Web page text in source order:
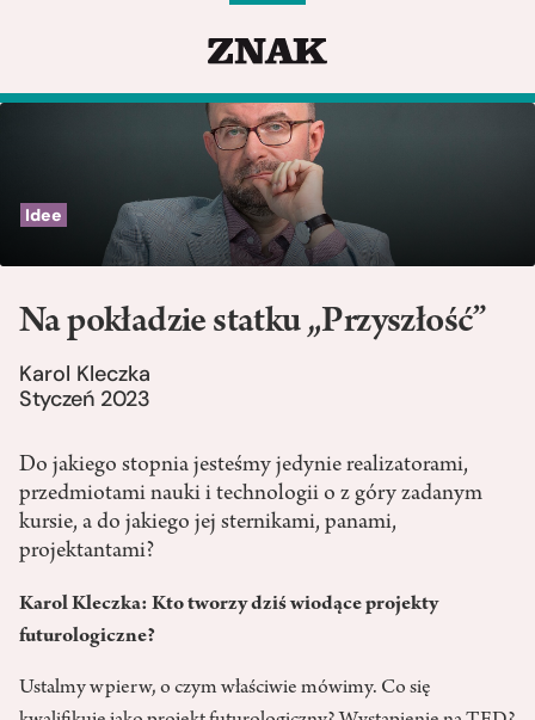
Idee
Na pokładzie statku „Przyszłość”
Karol Kleczka
Styczeń 2023
Do jakiego stopnia jesteśmy jedynie realizatorami,
przedmiotami nauki i technologii o z góry zadanym
kursie, a do jakiego jej sternikami, panami,
projektantami?
Karol Kleczka: Kto tworzy dziś wiodące projekty
futurologiczne?
Ustalmy wpierw, o czym właściwie mówimy. Co się